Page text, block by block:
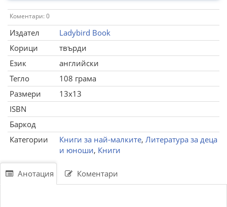
Коментари: 0
Издател
Ladybird Book
Корици
твърди
Език
английски
Тегло
108 грама
Размери
13x13
ISBN
Баркод
Категории
Книги за най-малките, Литература за деца
и юноши, Книги
Анотация Коментари